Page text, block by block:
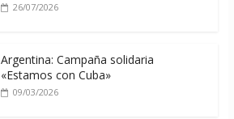
26/07/2026
Argentina: Campaña solidaria
«Estamos con Cuba»
09/03/2026